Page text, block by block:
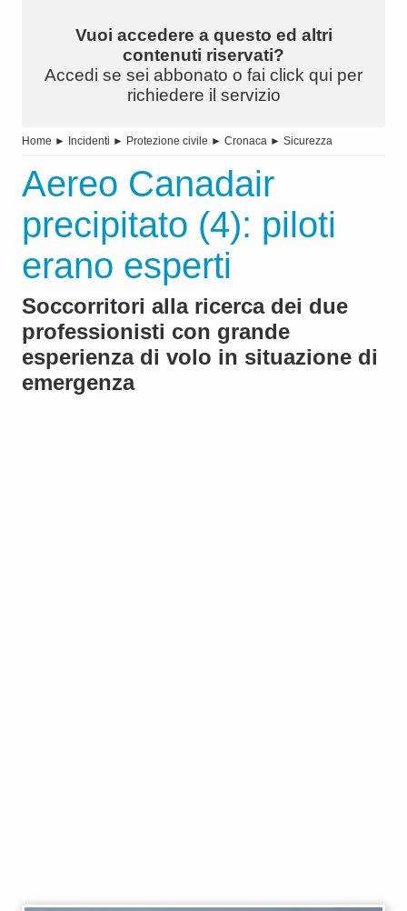
Vuoi accedere a questo ed altri
contenuti riservati?
Accedi se sei abbonato o fai click qui per
richiedere il servizio
Home ► Incidenti ► Protezione civile ► Cronaca ► Sicurezza
Aereo Canadair
precipitato (4): piloti
erano esperti
Soccorritori alla ricerca dei due
professionisti con grande
esperienza di volo in situazione di
emergenza